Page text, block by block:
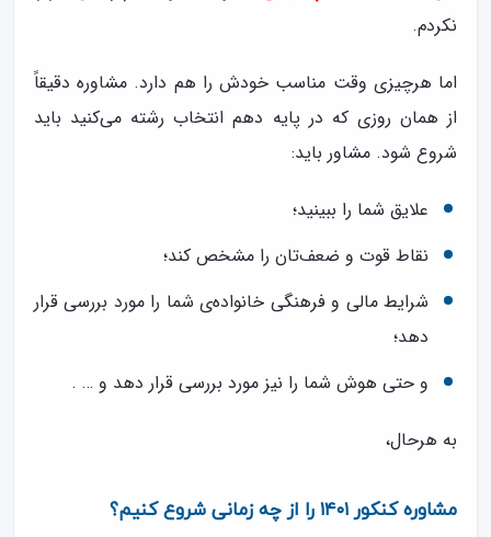
نکردم.
اما هرچیزی وقت مناسب خودش را هم دارد. مشاوره دقیقاً
از همان روزی که در پایه دهم انتخاب رشته می‌کنید باید
شروع شود. مشاور باید:
علایق شما را ببینید؛
نقاط قوت و ضعف‌تان را مشخص کند؛
شرایط مالی و فرهنگی خانواده‌ی شما را مورد بررسی قرار
دهد؛
و حتی هوش شما را نیز مورد بررسی قرار دهد و … .
به هرحال،
مشاوره کنکور ۱۴۰۱ را از چه زمانی شروع کنیم؟